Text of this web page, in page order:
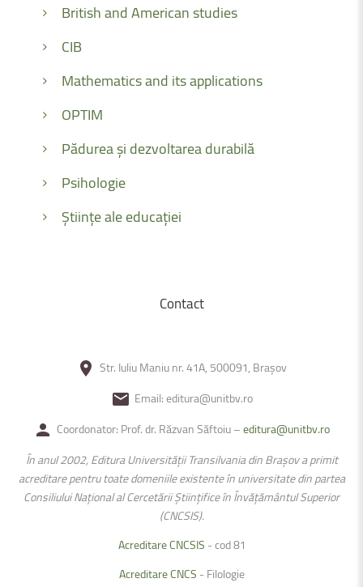
British and American studies
CIB
Mathematics and its applications
OPTIM
Pădurea și dezvoltarea durabilă
Psihologie
Științe ale educației
Contact
Str. Iuliu Maniu nr. 41A, 500091, Brașov
Email: editura@unitbv.ro
Coordonator: Prof. dr. Răzvan Săftoiu –editura@unitbv.ro
În anul 2002, Editura Universității Transilvania din Braşov a primit
acreditare pentru toate domeniile existente în universitate din partea
Consiliului Național al Cercetării Ştiințifice în Învățământul Superior
(CNCSIS).
Acreditare CNCSIS - cod 81
Acreditare CNCS - Filologie